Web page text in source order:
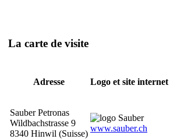
La carte de visite
Adresse Logo et site internet
Sauber Petronas
Wildbachstrasse 9
8340 Hinwil (Suisse)
www.sauber.ch